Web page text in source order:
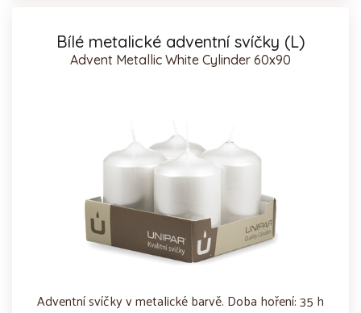
Bílé metalické adventní svíčky (L)
Advent Metallic White Cylinder 60x90
Adventní svíčky v metalické barvě. Doba hoření: 35 h